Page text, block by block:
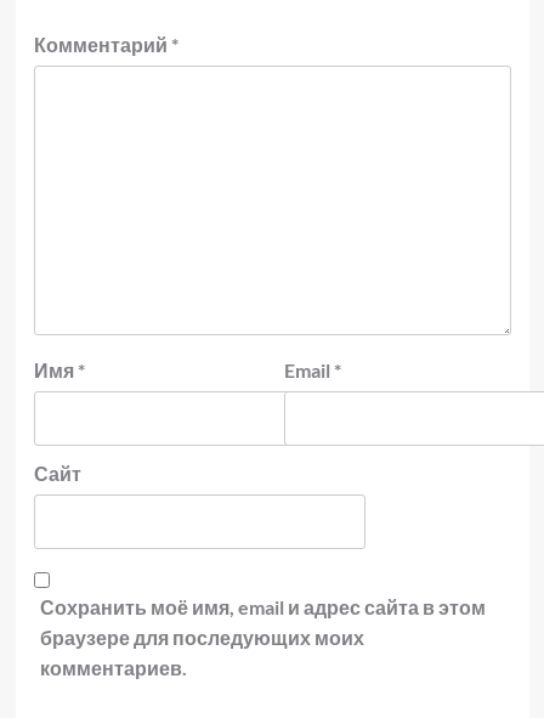
Комментарий *
Имя * Email *
Сайт
Сохранить моё имя, email и адрес сайта в этом
браузере для последующих моих
комментариев.